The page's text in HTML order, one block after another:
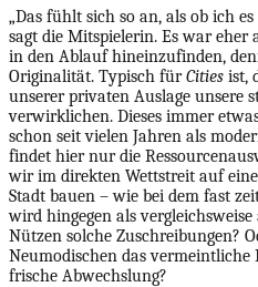
„Das fühlt sich so an, als ob ich
sagt die Mitspielerin. Es war
in den Ablauf hineinzufinden,
Originalität. Typisch fürCities ist,
unserer privaten Auslage unsere
verwirklichen. Dieses immer
schon seit vielen Jahren als
findet hier nur die
wir im direkten Wettstreit auf
Stadt bauen – wie bei dem fast
wird hingegen als
Nützen solche Zuschreibungen?
Neumodischen das
frische Abwechslung?